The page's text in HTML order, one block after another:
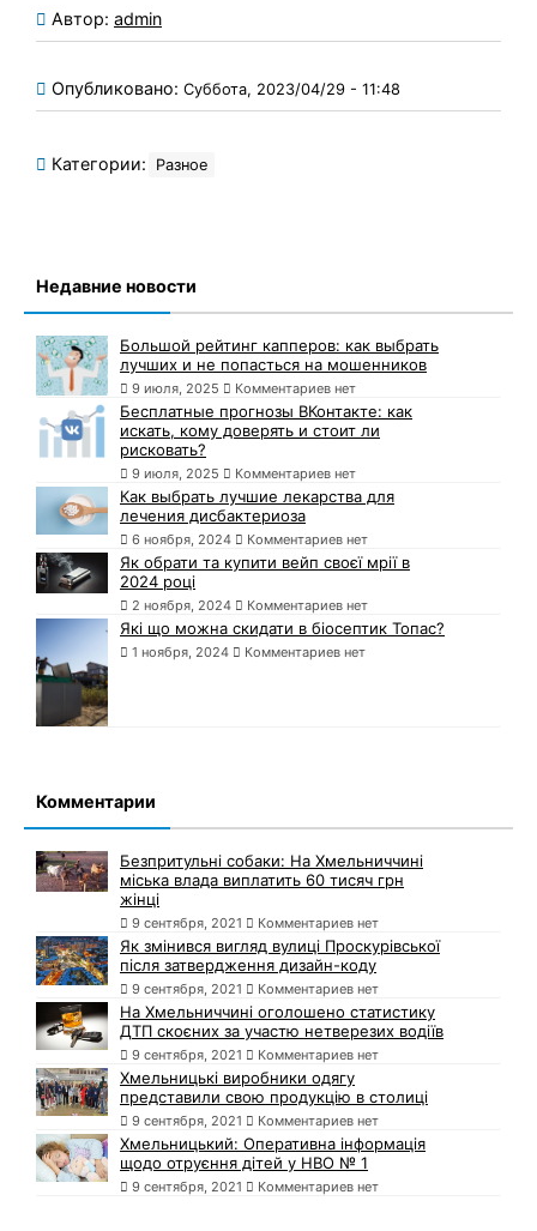
Автор: admin
Опубликовано: Суббота, 2023/04/29 - 11:48
Категории: Разное
Недавние новости
Большой рейтинг капперов: как выбрать
лучших и не попасться на мошенников
9 июля, 2025 Комментариев нет
Бесплатные прогнозы ВКонтакте: как
искать, кому доверять и стоит ли
рисковать?
9 июля, 2025 Комментариев нет
Как выбрать лучшие лекарства для
лечения дисбактериоза
6 ноября, 2024 Комментариев нет
Як обрати та купити вейп своєї мрії в
2024 році
2 ноября, 2024 Комментариев нет
Які що можна скидати в біосептик Топас?
1 ноября, 2024 Комментариев нет
Комментарии
Безпритульні собаки: На Хмельниччині
міська влада виплатить 60 тисяч грн
жінці
9 сентября, 2021 Комментариев нет
Як змінився вигляд вулиці Проскурівської
після затвердження дизайн-коду
9 сентября, 2021 Комментариев нет
На Хмельниччині оголошено статистику
ДТП скоєних за участю нетверезих водіїв
9 сентября, 2021 Комментариев нет
Хмельницькі виробники одягу
представили свою продукцію в столиці
9 сентября, 2021 Комментариев нет
Хмельницький: Оперативна інформація
щодо отруєння дітей у НВО № 1
9 сентября, 2021 Комментариев нет